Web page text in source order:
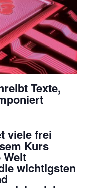
Texte,
viele frei
Kurs
wichtigsten